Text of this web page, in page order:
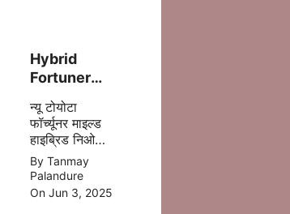
Hybrid
Fortuner
लॉन्च – ज़्यादा
पावर, कम फ्यूल
खर्च!
न्यू टोयोटा
फॉर्च्यूनर माइल्ड
हाइब्रिड निओ
ड्राइव में 5 %
डीजल की बचत
होने वाली है
,जिसमे ज्यादा
By Tanmay
Palandure
On Jun 3, 2025